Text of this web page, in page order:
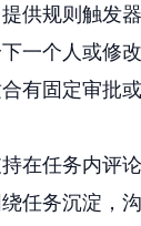
供规则触发
一个人或修
有固定审批
在任务内评
任务沉淀，